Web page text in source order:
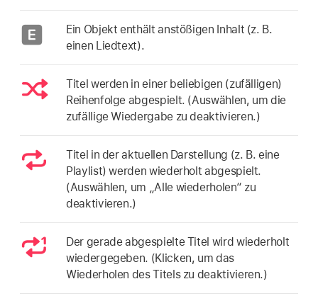
Ein Objekt enthält anstößigen Inhalt (z. B.
einen Liedtext).
Titel werden in einer beliebigen (zufälligen)
Reihenfolge abgespielt. (Auswählen, um die
zufällige Wiedergabe zu deaktivieren.)
Titel in der aktuellen Darstellung (z. B. eine
Playlist) werden wiederholt abgespielt.
(Auswählen, um „Alle wiederholen“ zu
deaktivieren.)
Der gerade abgespielte Titel wird wiederholt
wiedergegeben. (Klicken, um das
Wiederholen des Titels zu deaktivieren.)